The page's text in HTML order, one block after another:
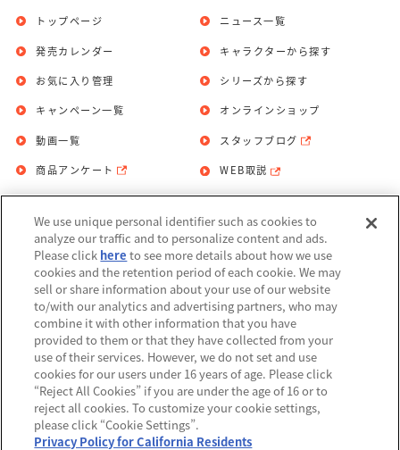
トップページ
発売カレンダー
お気に入り管理
ニュース一覧
キャラクターから探す
シリーズから探す
キャンペーン一覧
動画一覧
商品アンケート
オンラインショップ
スタッフブログ
WEB取説
お問い合わせ 個人情報保護方針
利用規約
Do Not Sell or Share My Personal
Information
アレルギー情報
©BANDAI
We use unique personal identifier such as cookies to
analyze our traffic and to personalize content and ads.
Please click here to see more details about how we use
cookies and the retention period of each cookie. We may
sell or share information about your use of our website
to/with our analytics and advertising partners, who may
combine it with other information that you have
provided to them or that they have collected from your
use of their services. However, we do not set and use
cookies for our users under 16 years of age. Please click
“Reject All Cookies” if you are under the age of 16 or to
reject all cookies. To customize your cookie settings,
please click “Cookie Settings”.
Privacy Policy for California Residents